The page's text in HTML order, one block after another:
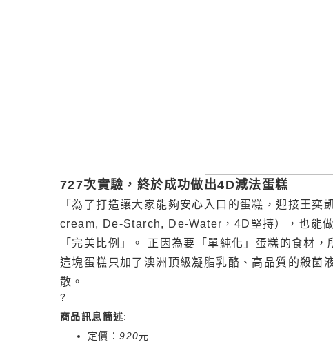
727次實驗，終於成功做出4D減法蛋糕
「為了打造讓大家能夠安心入口的蛋糕，迎接王
cream, De-Starch, De-Water，4D堅持），也能
「完美比例」。 正因為要「單純化」蛋糕的食材
這塊蛋糕只加了澳洲頂級凝脂乳酪、高品質的殺菌
散。
?
商品訊息簡述:
定價：920元